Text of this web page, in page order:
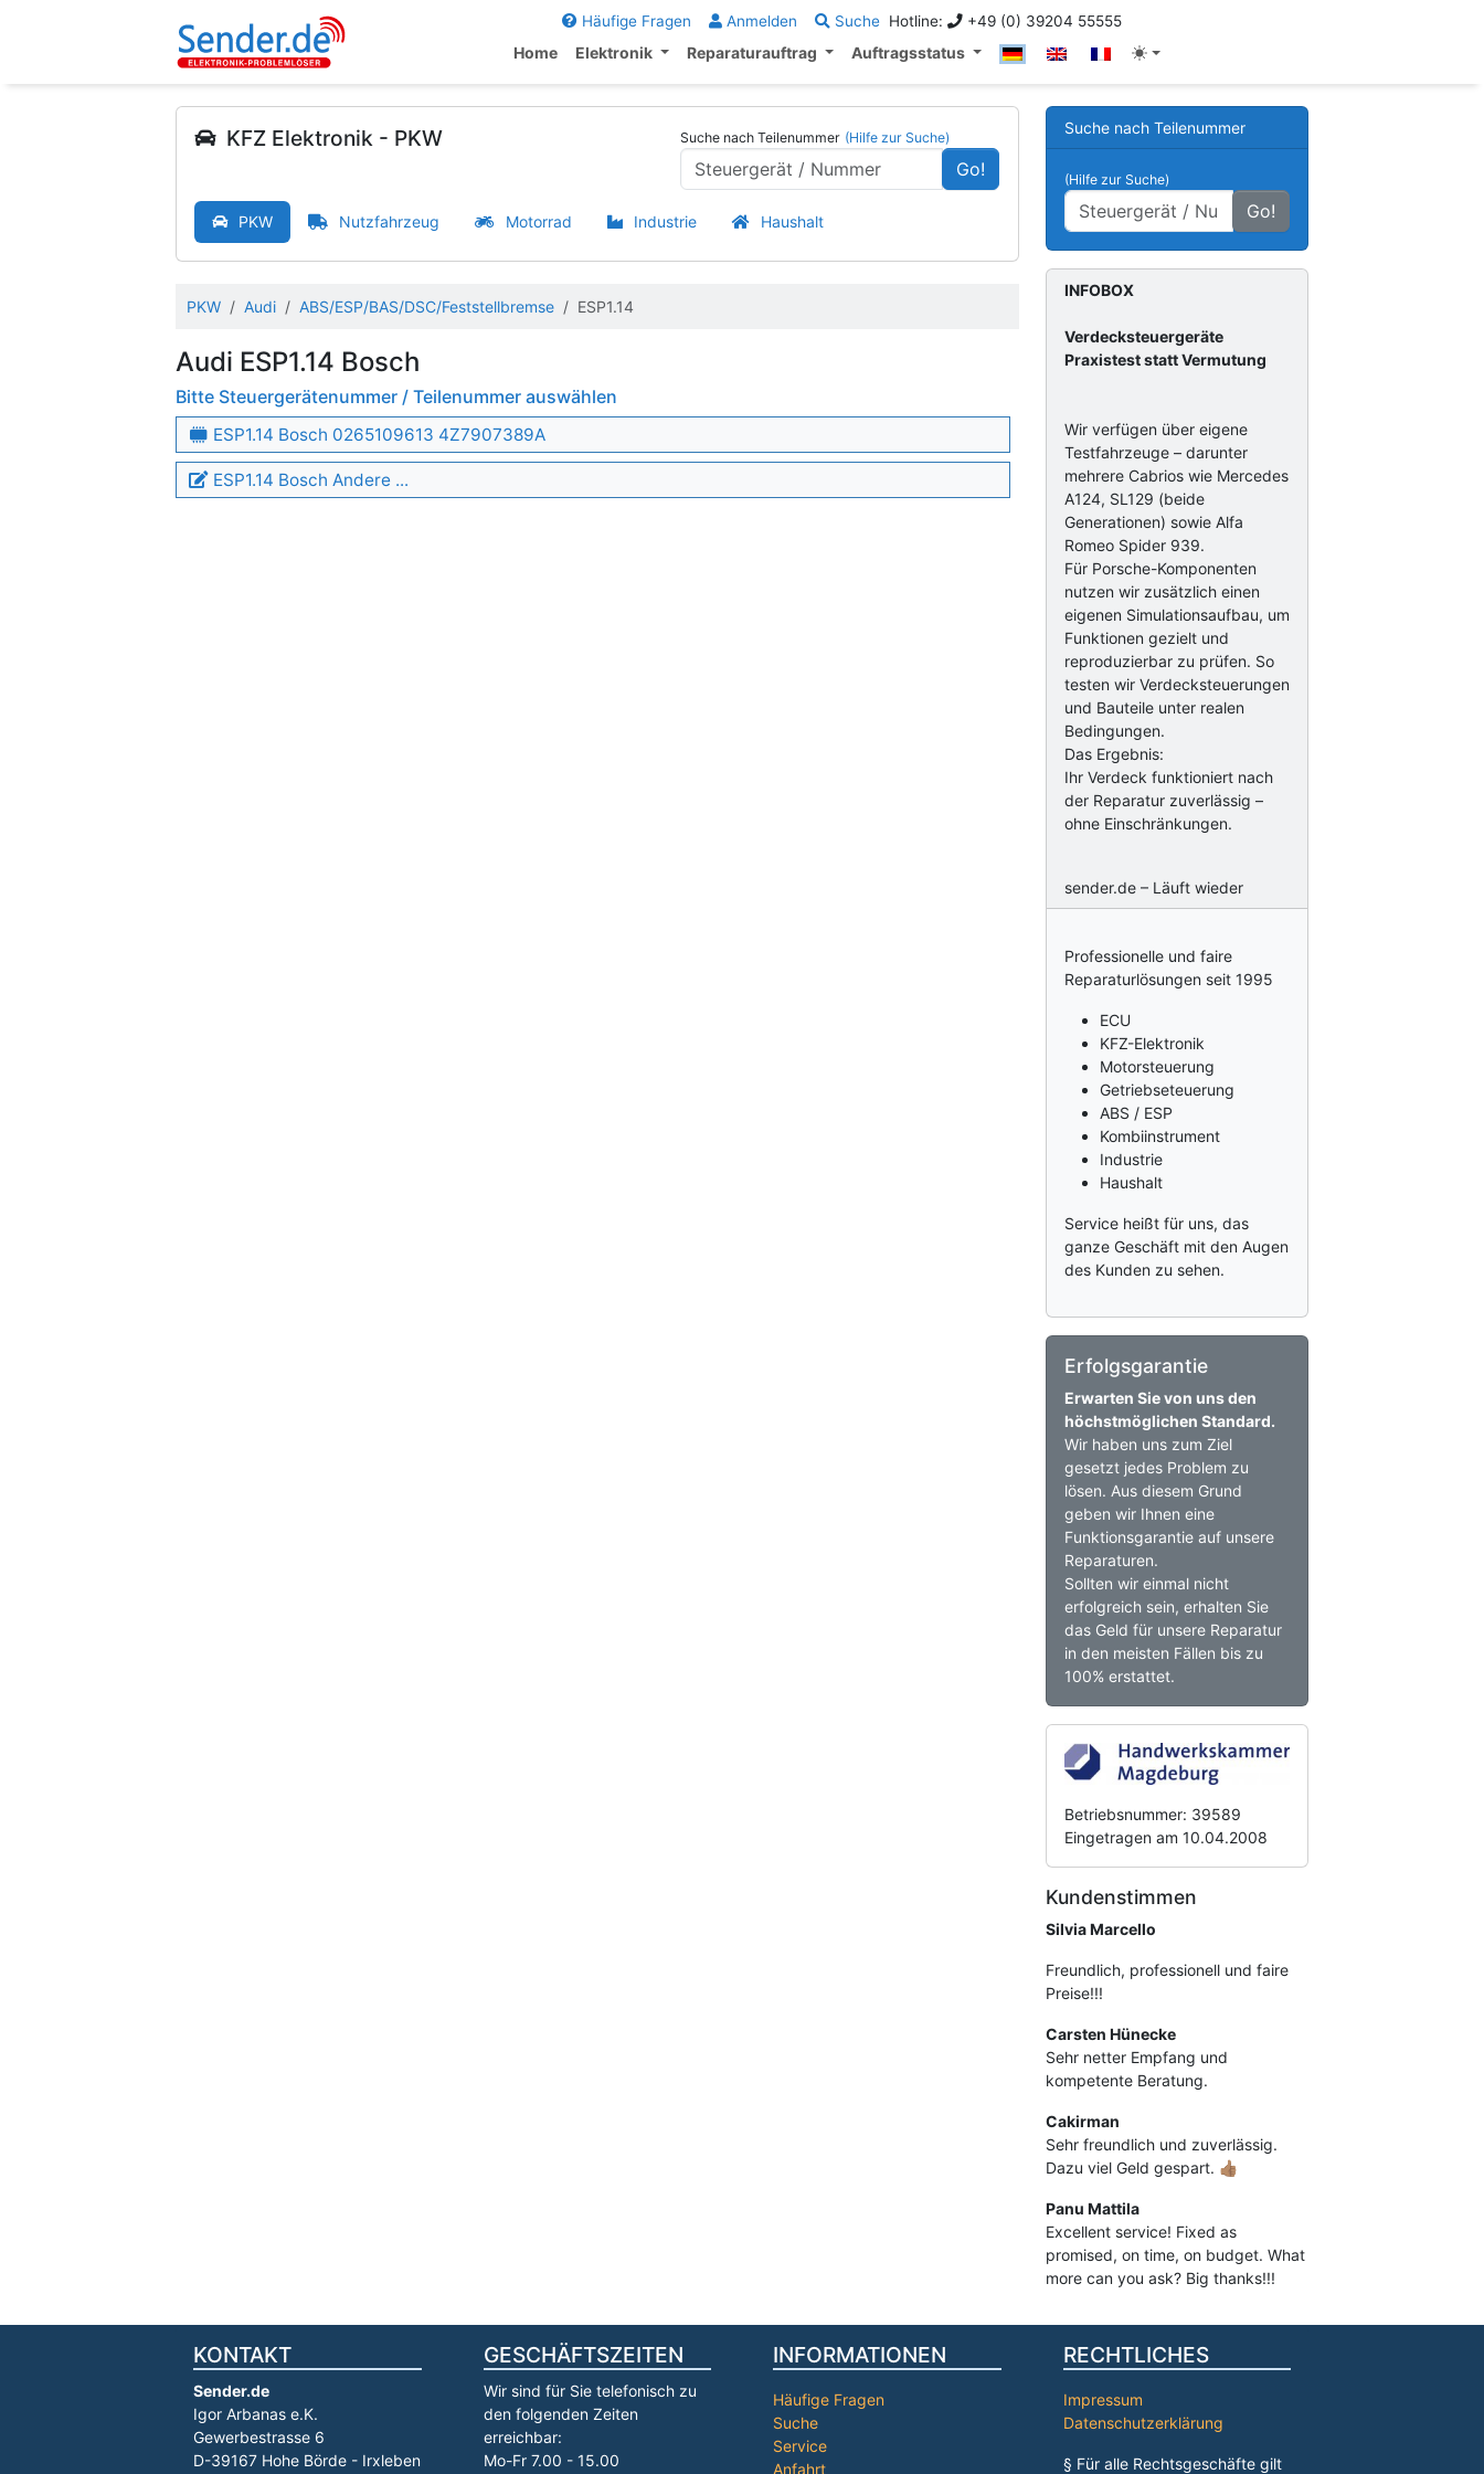
Häufige Fragen Anmelden Suche Hotline: +49 (0) 39204 55555
Home Elektronik Reparaturauftrag Auftragsstatus
KFZ Elektronik - PKW Suche nach Teilenummer (Hilfe zur Suche)
Go!
PKW Nutzfahrzeug Motorrad Industrie Haushalt
PKW Audi ABS/ESP/BAS/DSC/Feststellbremse ESP1.14
Audi ESP1.14 Bosch
Bitte Steuergerätenummer / Teilenummer auswählen
ESP1.14 Bosch 0265109613 4Z7907389A
ESP1.14 Bosch Andere ...
Suche nach Teilenummer
(Hilfe zur Suche)
Go!
INFOBOX
Verdecksteuergeräte
Praxistest statt Vermutung
Wir verfügen über eigene
Testfahrzeuge – darunter
mehrere Cabrios wie Mercedes
A124, SL129 (beide
Generationen) sowie Alfa
Romeo Spider 939.
Für Porsche-Komponenten
nutzen wir zusätzlich einen
eigenen Simulationsaufbau, um
Funktionen gezielt und
reproduzierbar zu prüfen. So
testen wir Verdecksteuerungen
und Bauteile unter realen
Bedingungen.
Das Ergebnis:
Ihr Verdeck funktioniert nach
der Reparatur zuverlässig –
ohne Einschränkungen.
sender.de – Läuft wieder
Professionelle und faire
Reparaturlösungen seit 1995
ECU
KFZ-Elektronik
Motorsteuerung
Getriebseteuerung
ABS / ESP
Kombiinstrument
Industrie
Haushalt
Service heißt für uns, das
ganze Geschäft mit den Augen
des Kunden zu sehen.
Erfolgsgarantie
Erwarten Sie von uns den
höchstmöglichen Standard.
Wir haben uns zum Ziel
gesetzt jedes Problem zu
lösen. Aus diesem Grund
geben wir Ihnen eine
Funktionsgarantie auf unsere
Reparaturen.
Sollten wir einmal nicht
erfolgreich sein, erhalten Sie
das Geld für unsere Reparatur
in den meisten Fällen bis zu
100% erstattet.
Betriebsnummer: 39589
Eingetragen am 10.04.2008
Kundenstimmen
Silvia Marcello
Freundlich, professionell und faire
Preise!!!
Carsten Hünecke
Sehr netter Empfang und
kompetente Beratung.
Cakirman
Sehr freundlich und zuverlässig.
Dazu viel Geld gespart. 👍🏽
Panu Mattila
Excellent service! Fixed as
promised, on time, on budget. What
more can you ask? Big thanks!!!
KONTAKT
Sender.de
Igor Arbanas e.K.
Gewerbestrasse 6
D-39167 Hohe Börde - Irxleben
GESCHÄFTSZEITEN
Wir sind für Sie telefonisch zu
den folgenden Zeiten
erreichbar:
Mo-Fr 7.00 - 15.00
INFORMATIONEN
Häufige Fragen
Suche
Service
Anfahrt
RECHTLICHES
Impressum
Datenschutzerklärung
§ Für alle Rechtsgeschäfte gilt